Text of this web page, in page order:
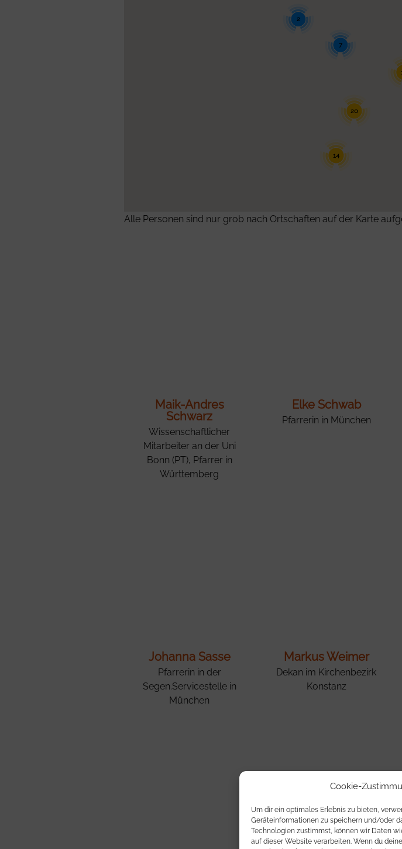
Cookie-
Um dir ein optimales Erlebnis zu bieten,
Geräteinformationen zu speichern und/oder
Technologien zustimmst, können wir Daten
auf dieser Website verarbeiten. Wenn du
20
2
7
14
Alle Personen sind nur grob nach Ortschaften auf der Karte
Maik-Andres
Schwarz
Wissenschaftlicher
Mitarbeiter an der Uni
Bonn (PT), Pfarrer in
Württemberg
Elke Schwab
Pfarrerin in München
Johanna Sasse
Pfarrerin in der
Segen.Servicestelle in
München
Markus Weimer
Dekan im Kirchenbezirk
Konstanz